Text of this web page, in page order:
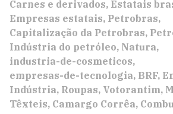
Carnes e derivados Estatais
Empresas estatais Petrobras
Capitalização da Petrobras
Indústria do petróleo Natura
industria-de-cosmeticos
empresas-de-tecnologia BRF
Indústria Roupas Votorantim
Têxteis Camargo Corrêa